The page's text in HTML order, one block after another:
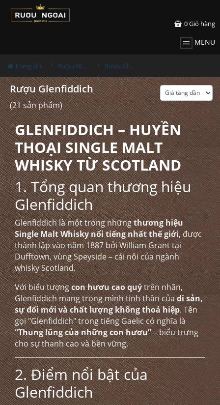
0Giỏ hàng
MENU
Trang chủ Rượu Whisky Rượu Glenfiddich
Rượu Glenfiddich
(21 sản phẩm)
GLENFIDDICH – HUYỀN
THOẠI SINGLE MALT
WHISKY TỪ SCOTLAND
1. Tổng quan thương hiệu
Glenfiddich
Glenfiddich là một trong nhữngthương hiệu
Single Malt Whisky nổi tiếng nhất thế giới, được
thành lập vào năm 1887 bởi William Grant tại
Dufftown, vùng Speyside – cái nôi của ngành
whisky Scotland.
Với biểu tượngcon hươu cao quýtrên nhãn,
Glenfiddich mang trong mình tinh thần củadi sản,
sự đổi mới và chất lượng không thoả hiệp. Tên
gọi "Glenfiddich" trong tiếng Gaelic có nghĩa là
“Thung lũng của những con hươu”– biểu trưng
cho sự thanh cao và bền vững.
2. Điểm nổi bật của
Glenfiddich